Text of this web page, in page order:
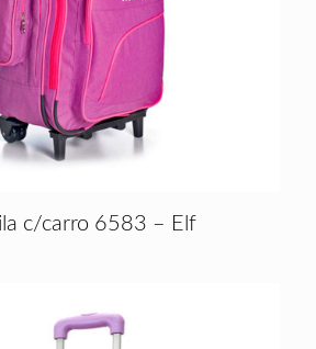
c/carro 6583 – Elf